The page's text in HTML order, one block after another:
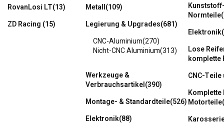
RovanLosi LT(13)
ZD Racing (15)
Metall(109)
Legierung & Upgrades(681)
CNC-Aluminium(270)
Nicht-CNC Aluminium(313)
Werkzeuge &
Verbrauchsartikel(390)
Montage- & Standardteile(526)
Elektronik(88)
Normteile
Elektronik
Lose
komplette
CNC-
Motorteile